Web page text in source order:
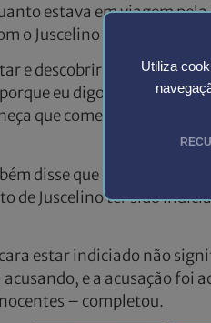
Utiliza
estava em viagem
o Juscelino quando
e descobrir o que
eu digo para todo
que cometeu. Se não
disse que o chefe da
de Juscelino ter sido
estar indiciado não
e a acusação foi
– completou.